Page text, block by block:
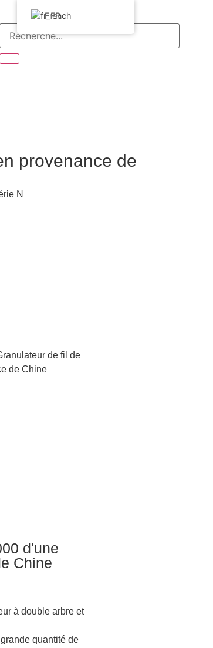
provenance de
N
de fil de
de Chine
d'une
Chine
à double arbre et
quantité de
French